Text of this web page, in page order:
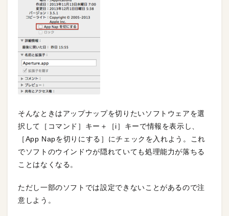
そんなときはアップナップを切りたいソフトウェアを選
択して［コマンド］キー＋［i］キーで情報を表示し、
［App Napを切りにする］にチェックを入れよう。これ
でソフトのウインドウが隠れていても処理能力が落ちる
ことはなくなる。
ただし一部のソフトでは設定できないことがあるので注
意しよう。